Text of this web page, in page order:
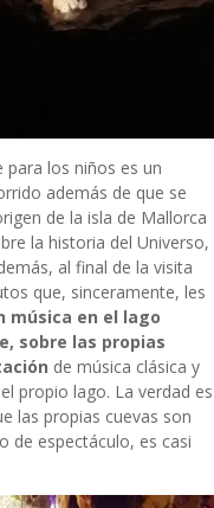
los niños es un
además de que se
de la isla de Mallorca
la historia del Universo,
al final de la visita
que, sinceramente, les
música en el lago
sobre las propias
de música clásica y
propio lago. La verdad es
las propias cuevas son
de espectáculo, es casi